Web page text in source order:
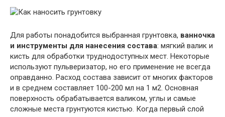
Для работы понадобится выбранная грунтовка, ванночка
и инструменты для нанесения состава: мягкий валик и
кисть для обработки труднодоступных мест. Некоторые
используют пульверизатор, но его применение не всегда
оправданно. Расход состава зависит от многих факторов
и в среднем составляет 100-200 мл на 1 м2. Основная
поверхность обрабатывается валиком, углы и самые
сложные места грунтуются кистью. Когда первый слой